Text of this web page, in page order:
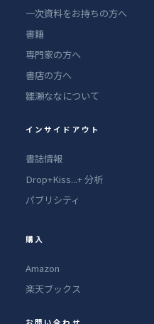
一次資料をお持ちの方へ
書籍
専門家の方へ
書店の方へ
雛瀬ななについて
インサイドアウト
書誌情報
Drop+Kiss...+ 分析
パブリシティ
購入
Amazon
楽天ブックス